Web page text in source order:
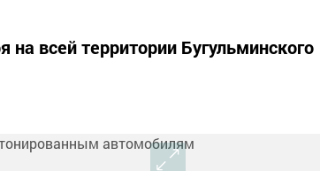
на всей территории Бугульминского